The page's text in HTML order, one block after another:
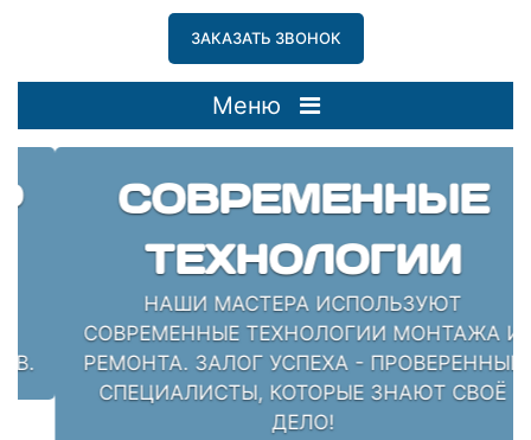
ЗАКАЗАТЬ ЗВОНОК
Меню
СОВРЕМЕННЫЕ
ТЕХНОЛОГИИ
НАШИ МАСТЕРА ИСПОЛЬЗУЮТ
СОВРЕМЕННЫЕ ТЕХНОЛОГИИ МОНТАЖА И
РЕМОНТА. ЗАЛОГ УСПЕХА - ПРОВЕРЕННЫЕ
СПЕЦИАЛИСТЫ, КОТОРЫЕ ЗНАЮТ СВОЁ
ДЕЛО!